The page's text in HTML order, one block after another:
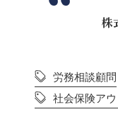
株
労務相談顧問
社会保険ア